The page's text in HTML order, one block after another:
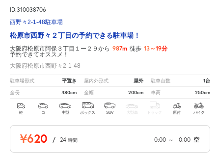
ID:310038706
西野々2-1-48駐車場
松原市西野々２丁目の予約できる駐車場！
大阪府松原市阿保３丁目１ー２９から 987m 徒歩 13～19分
予約できてオススメ！
大阪府松原市西野々2-1-48
駐車場形式 平置き 屋内外形式 屋外 駐車台数 1台
全長 480cm 全幅 200cm 車高 250cm
軽 コ 中型 ボックス SUV 大型車 トラック 原付 バイク
¥620 / 24 時間 0:00 ～ 0:00 空